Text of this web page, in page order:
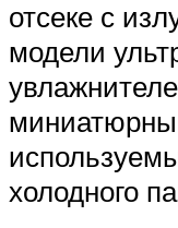
отсеке с
модели
холодного